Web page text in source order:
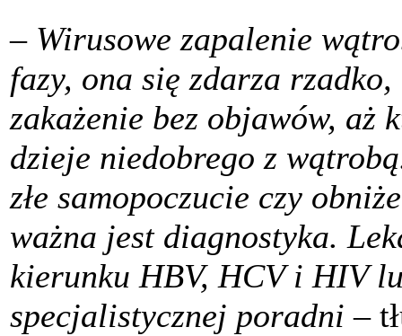
– Wirusowe zapalenie
fazy, ona się zdarza
zakażenie bez objawów, aż
dzieje niedobrego z
złe samopoczucie czy
ważna jest diagnostyka.
kierunku HBV, HCV i HIV
specjalistycznej poradni –